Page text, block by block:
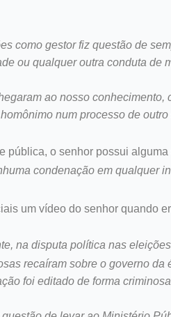
como gestor fiz questão de
ou qualquer outra conduta de
ao nosso
num processo de
pública, o senhor possui
condenação em qualquer
um vídeo do senhor quando
na disputa política nas
recaíram sobre o governo
foi editado de forma